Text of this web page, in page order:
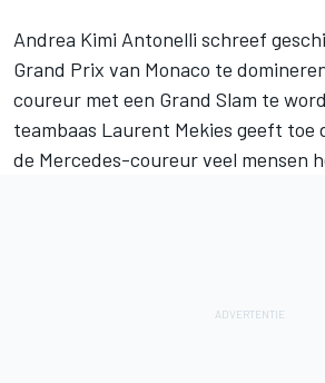
Andrea Kimi Antonelli schreef
Grand Prix van Monaco te
coureur met een Grand Slam te
teambaas Laurent Mekies geeft toe
de Mercedes-coureur veel mensen